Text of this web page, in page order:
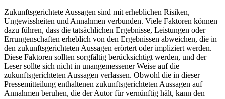
Zukunftsgerichtete Aussagen sind mit erheblichen Risiken,
Ungewissheiten und Annahmen verbunden. Viele Faktoren können
dazu führen, dass die tatsächlichen Ergebnisse, Leistungen oder
Errungenschaften erheblich von den Ergebnissen abweichen, die in
den zukunftsgerichteten Aussagen erörtert oder impliziert werden.
Diese Faktoren sollten sorgfältig berücksichtigt werden, und der
Leser sollte sich nicht in unangemessener Weise auf die
zukunftsgerichteten Aussagen verlassen. Obwohl die in dieser
Pressemitteilung enthaltenen zukunftsgerichteten Aussagen auf
Annahmen beruhen, die der Autor für vernünftig hält, kann den